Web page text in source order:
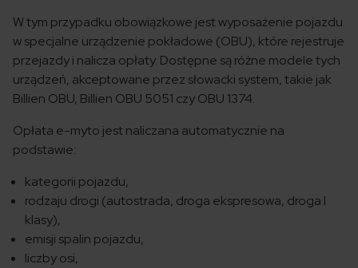
W tym przypadku obowiązkowe jest wyposażenie pojazdu
w specjalne urządzenie pokładowe (OBU), które rejestruje
przejazdy i nalicza opłaty. Dostępne są różne modele tych
urządzeń, akceptowane przez słowacki system, takie jak
Billien OBU, Billien OBU 5051 czy OBU 1374.
Opłata e-myto jest naliczana automatycznie na
podstawie:
kategorii pojazdu,
rodzaju drogi (autostrada, droga ekspresowa, droga I
klasy),
emisji spalin pojazdu,
liczby osi,